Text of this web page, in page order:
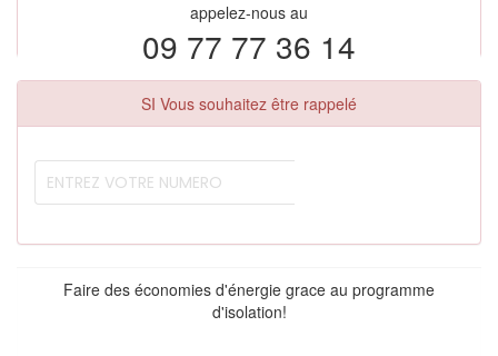
appelez-nous au
09 77 77 36 14
SI Vous souhaitez être rappelé
Faire des économies d'énergie grace au programme
d'isolation!